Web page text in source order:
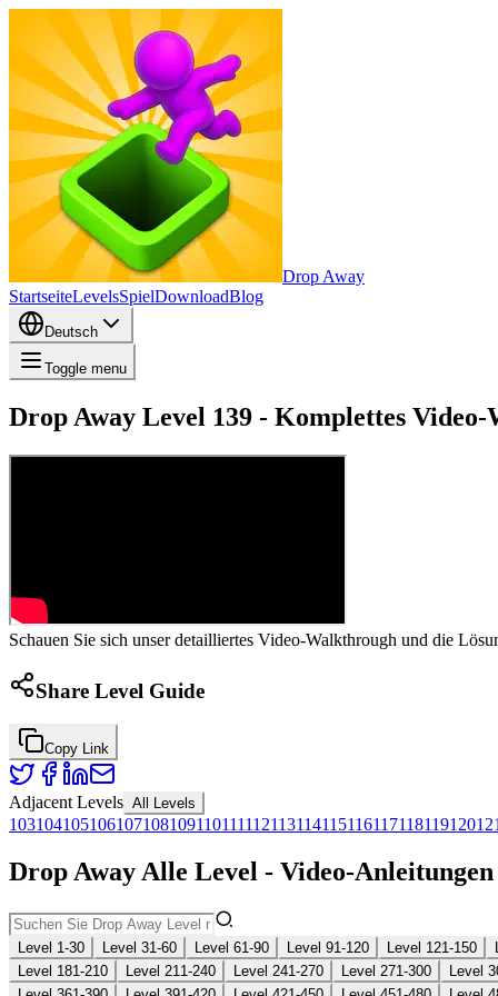
Drop Away
StartseiteLevelsSpielDownloadBlog
Deutsch
Toggle menu
Drop Away Level 139 - Komplettes
Schauen Sie sich unser detailliertes Video-Walkthrough und die
Share Level Guide
Copy Link
Adjacent Levels All Levels
103104105106107108109110111112113114115116117118119120
Drop Away Alle Level - Video-
Level 1-30 Level 31-60 Level 61-90 Level 91-120 Level 121-150
Level 181-210
Level 211-240 Level 241-270 Level 271-300
Level